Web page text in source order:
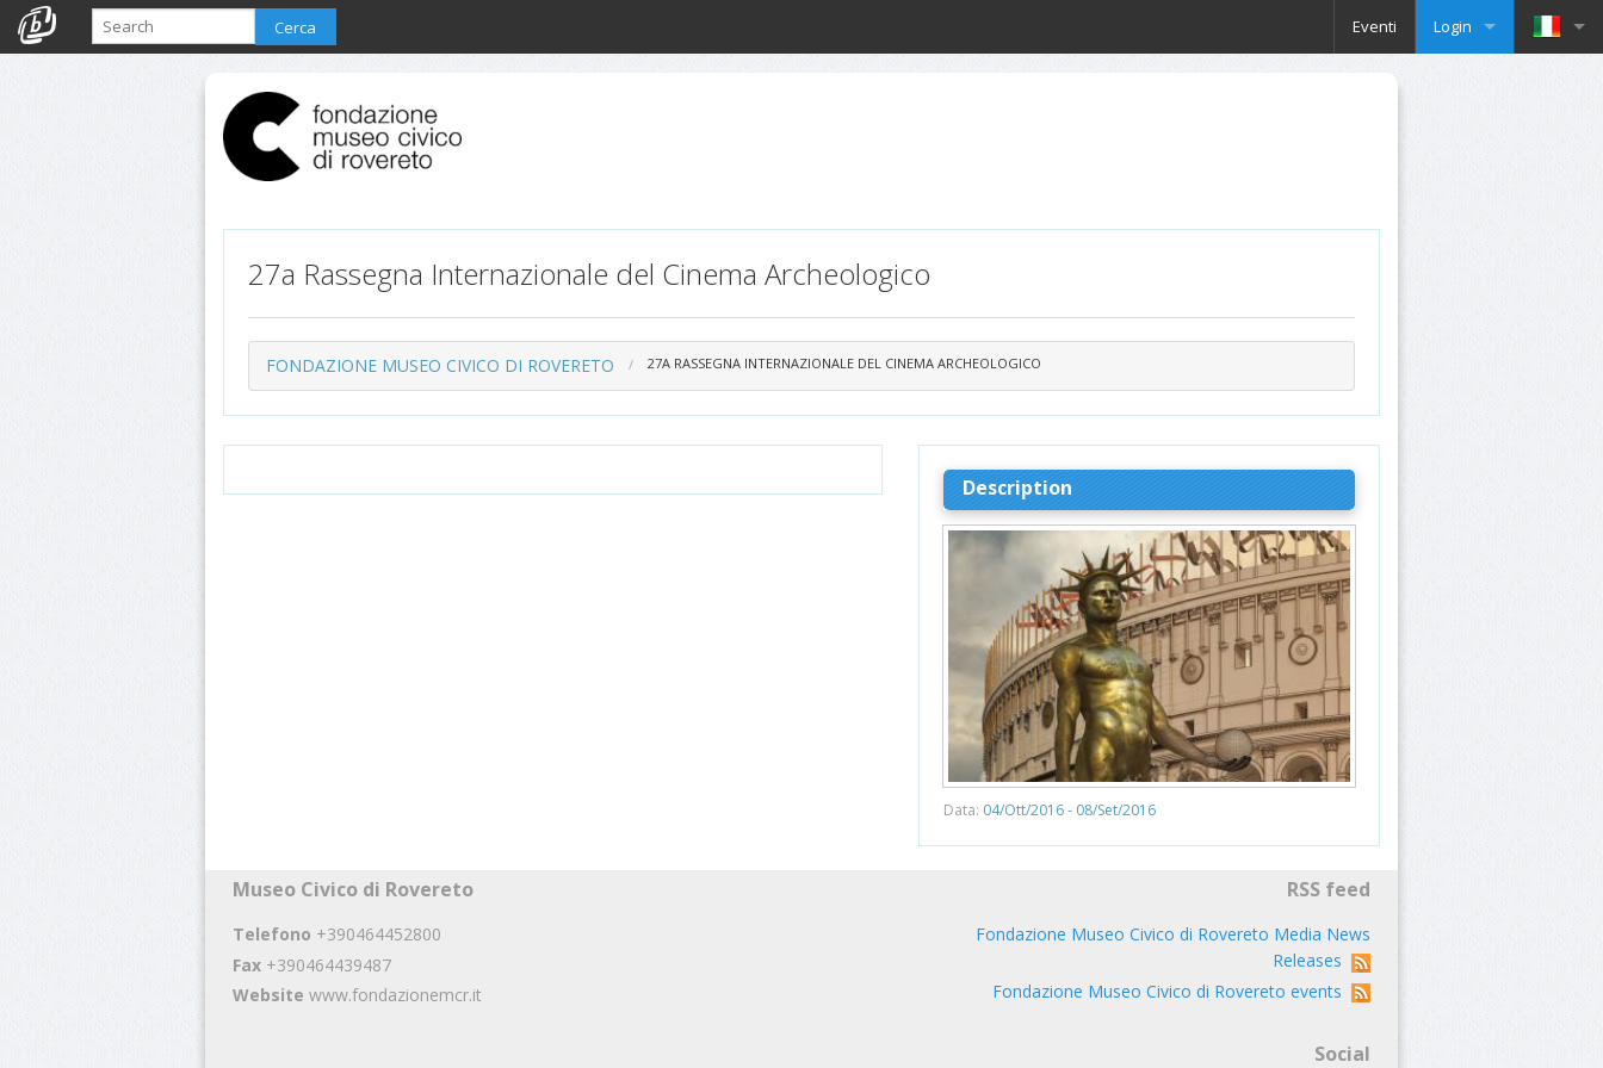
Cerca Eventi Login
27a Rassegna Internazionale del Cinema Archeologico
FONDAZIONE MUSEO CIVICO DI ROVERETO 27A RASSEGNA INTERNAZIONALE DEL CINEMA ARCHEOLOGICO
Description
Data: 04/Ott/2016 - 08/Set/2016
Museo Civico di Rovereto
Telefono +390464452800
Fax +390464439487
Website www.fondazionemcr.it
RSS feed
Fondazione Museo Civico di Rovereto Media News
Releases
Fondazione Museo Civico di Rovereto events
Social